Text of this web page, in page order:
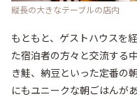
縦長の大きなテーブルの店内
もともと、ゲストハウスを
た宿泊者の方々と交流する
き鮭、納豆といった定番の
にもユニークな朝ごはんが